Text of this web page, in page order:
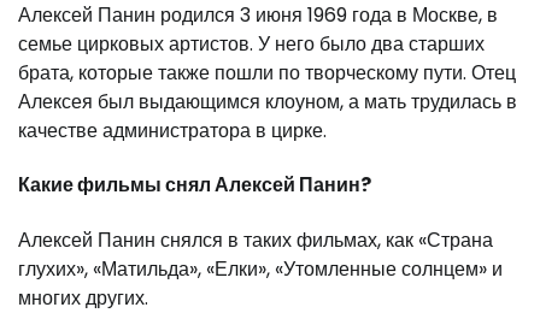
Алексей Панин родился 3 июня 1969 года в Москве, в
семье цирковых артистов. У него было два старших
брата, которые также пошли по творческому пути. Отец
Алексея был выдающимся клоуном, а мать трудилась в
качестве администратора в цирке.
Какие фильмы снял Алексей Панин?
Алексей Панин снялся в таких фильмах, как «Страна
глухих», «Матильда», «Елки», «Утомленные солнцем» и
многих других.